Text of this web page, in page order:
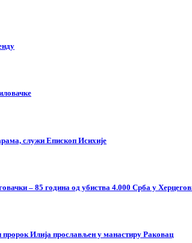
служи Епископ Исихије
– 85 година од убиства 4.000 Срба у
Илија прослављен у манастиру Раковац